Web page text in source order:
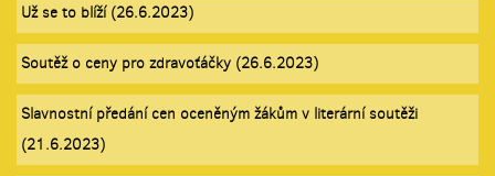
Už se to blíží (26.6.2023)
Soutěž o ceny pro zdravoťáčky (26.6.2023)
Slavnostní předání cen oceněným žákům v literární soutěži
(21.6.2023)